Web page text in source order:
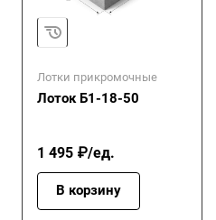
Лотки прикромочные
Лоток Б1-18-50
1 495 ₽/ед.
В корзину